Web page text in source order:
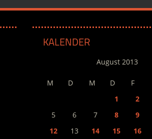
KALENDER
August 2013
M D M D F
1
2
5
6 7 8 9
12
13 14 15 16